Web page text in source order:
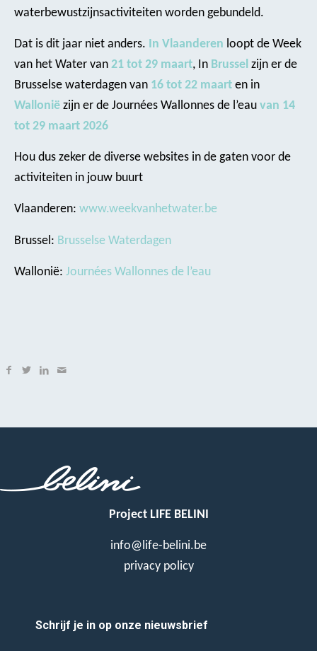
waterbewustzijnsactiviteiten worden gebundeld.
Dat is dit jaar niet anders. In Vlaanderen loopt de Week
van het Water van 21 tot 29 maart, In Brussel zijn er de
Brusselse waterdagen van 16 tot 22 maart en in
Wallonië zijn er de Journées Wallonnes de l’eau van 14
tot 29 maart 2026
Hou dus zeker de diverse websites in de gaten voor de
activiteiten in jouw buurt
Vlaanderen: www.weekvanhetwater.be
Brussel: Brusselse Waterdagen
Wallonië: Journées Wallonnes de l’eau
Project LIFE BELINI
info@life-belini.be
privacy policy
Schrijf je in op onze nieuwsbrief